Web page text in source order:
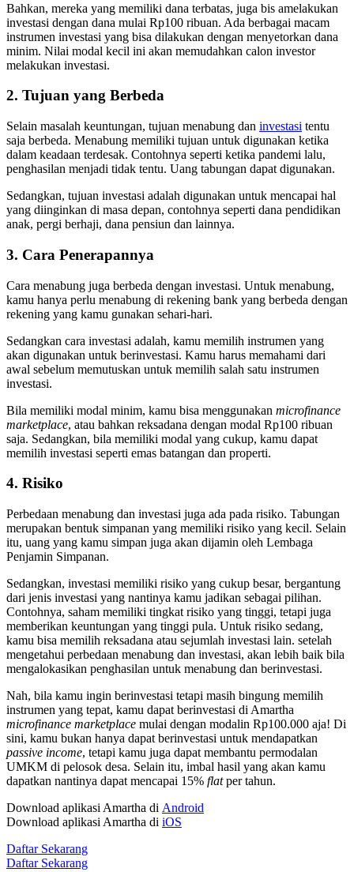
Bahkan, mereka yang memiliki dana terbatas, juga bis amelakukan
investasi dengan dana mulai Rp100 ribuan. Ada berbagai macam
instrumen investasi yang bisa dilakukan dengan menyetorkan dana
minim. Nilai modal kecil ini akan memudahkan calon investor
melakukan investasi.
2. Tujuan yang Berbeda
Selain masalah keuntungan, tujuan menabung dan investasi tentu
saja berbeda. Menabung memiliki tujuan untuk digunakan ketika
dalam keadaan terdesak. Contohnya seperti ketika pandemi lalu,
penghasilan menjadi tidak tentu. Uang tabungan dapat digunakan.
Sedangkan, tujuan investasi adalah digunakan untuk mencapai hal
yang diinginkan di masa depan, contohnya seperti dana pendidikan
anak, pergi berhaji, dana pensiun dan lainnya.
3. Cara Penerapannya
Cara menabung juga berbeda dengan investasi. Untuk menabung,
kamu hanya perlu menabung di rekening bank yang berbeda dengan
rekening yang kamu gunakan sehari-hari.
Sedangkan cara investasi adalah, kamu memilih instrumen yang
akan digunakan untuk berinvestasi. Kamu harus memahami dari
awal sebelum memutuskan untuk memilih salah satu instrumen
investasi.
Bila memiliki modal minim, kamu bisa menggunakan microfinance
marketplace, atau bahkan reksadana dengan modal Rp100 ribuan
saja. Sedangkan, bila memiliki modal yang cukup, kamu dapat
memilih investasi seperti emas batangan dan properti.
4. Risiko
Perbedaan menabung dan investasi juga ada pada risiko. Tabungan
merupakan bentuk simpanan yang memiliki risiko yang kecil. Selain
itu, uang yang kamu simpan juga akan dijamin oleh Lembaga
Penjamin Simpanan.
Sedangkan, investasi memiliki risiko yang cukup besar, bergantung
dari jenis investasi yang nantinya kamu jadikan sebagai pilihan.
Contohnya, saham memiliki tingkat risiko yang tinggi, tetapi juga
memberikan keuntungan yang tinggi pula. Untuk risiko sedang,
kamu bisa memilih reksadana atau sejumlah investasi lain. setelah
mengetahui perbedaan menabung dan investasi, akan lebih baik bila
mengalokasikan penghasilan untuk menabung dan berinvestasi.
Nah, bila kamu ingin berinvestasi tetapi masih bingung memilih
instrumen yang tepat, kamu dapat berinvestasi di Amartha
microfinance marketplace mulai dengan modalin Rp100.000 aja! Di
sini, kamu bukan hanya dapat berinvestasi untuk mendapatkan
passive income, tetapi kamu juga dapat membantu permodalan
UMKM di pelosok desa. Selain itu, imbal hasil yang akan kamu
dapatkan nantinya dapat mencapai 15% flatper tahun.
Download aplikasi Amartha di Android
Download aplikasi Amartha di iOS
Daftar Sekarang
Daftar Sekarang